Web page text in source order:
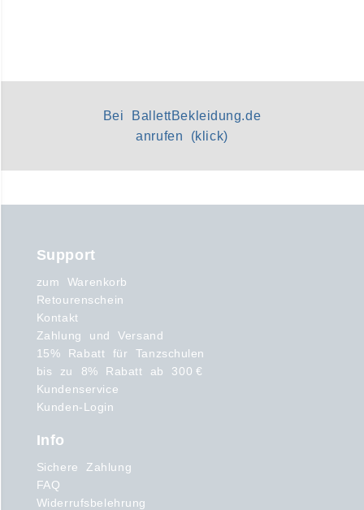
Bei BallettBekleidung.de
anrufen (klick)
Support
zum Warenkorb
Retourenschein
Kontakt
Zahlung und Versand
15% Rabatt für Tanzschulen
bis zu 8% Rabatt ab 300 €
Kundenservice
Kunden-Login
Info
Sichere Zahlung
FAQ
Widerrufsbelehrung